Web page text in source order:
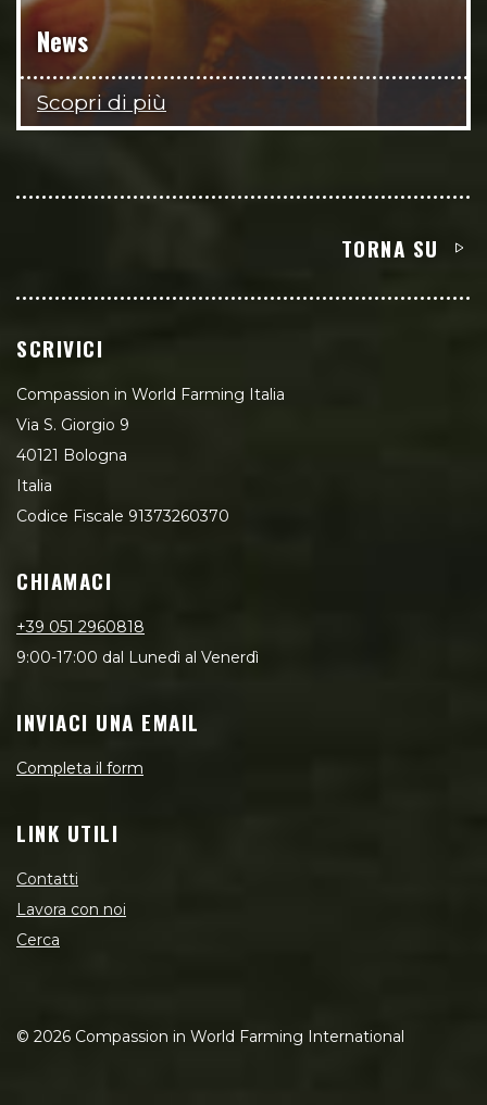
News
Scopri di più
TORNA SU
SCRIVICI
Compassion in World Farming Italia
Via S. Giorgio 9
40121 Bologna
Italia
Codice Fiscale 91373260370
CHIAMACI
+39 051 2960818
9:00-17:00 dal Lunedì al Venerdì
INVIACI UNA EMAIL
Completa il form
LINK UTILI
Contatti
Lavora con noi
Cerca
© 2026 Compassion in World Farming International